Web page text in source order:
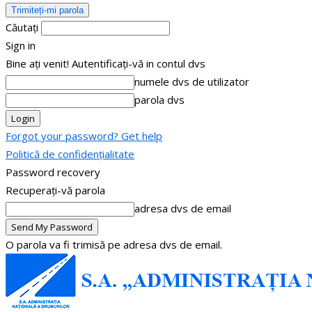
Căutați
Sign in
Bine ați venit! Autentificați-vă in contul dvs
numele dvs de utilizator
parola dvs
Forgot your password? Get help
Politică de confidențialitate
Password recovery
Recuperați-vă parola
adresa dvs de email
O parola va fi trimisă pe adresa dvs de email.